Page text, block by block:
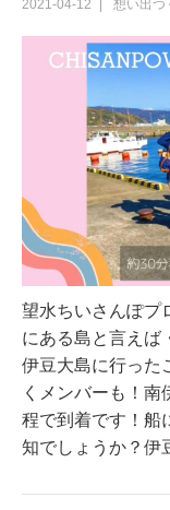
2021-04-12 想い出つ
望水ちいさんぽプ
にある島と言えば
伊豆大島に行った
くメンバーも！南
程で到着です！船
知でしょうか？伊